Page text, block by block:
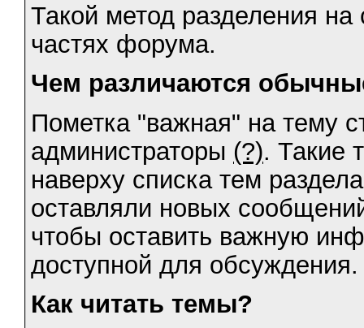
Такой метод разделения на
частях форума.
Чем различаются
Пометка "важная" на тему
администраторы (?). Такие
наверху списка тем
оставляли новых
чтобы оставить важную
доступной для обсуждения.
Как читать темы?